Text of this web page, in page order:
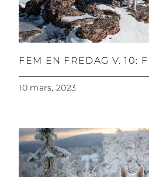
FEM EN FREDAG V. 10:
10 mars, 2023